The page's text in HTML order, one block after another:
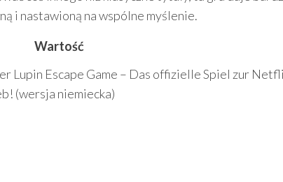
i nastawioną na wspólne myślenie.
Wartość
Lupin Escape Game – Das offizielle Spiel zur
(wersja niemiecka)